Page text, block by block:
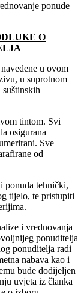
ponude
O
u ovom
u suprotnom
tintom. Svi
osigurana
Sve
od
ponuda tehnički,
tijelo, te pristupiti
i vrednovanja
ponuditelja
ponuditelja radi
nabava kao i
bude dodijeljen
uvjeta iz članka